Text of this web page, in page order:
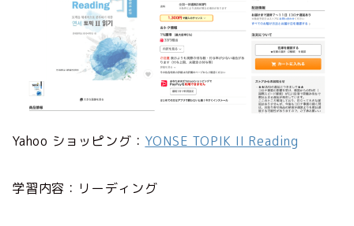
Yahoo ショッピング： YONSE TOPIK II Reading
学習内容：リーディング